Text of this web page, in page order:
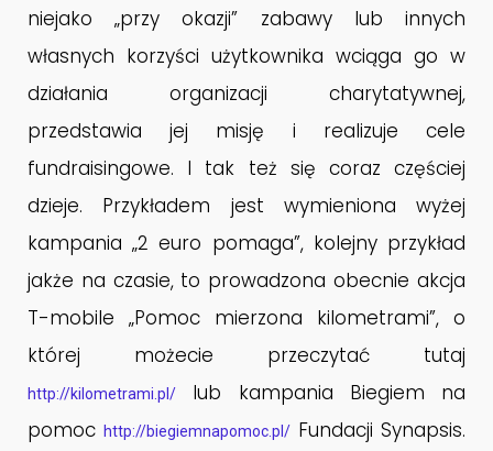
niejako „przy okazji” zabawy lub innych
własnych korzyści użytkownika wciąga go w
działania organizacji charytatywnej,
przedstawia jej misję i realizuje cele
fundraisingowe. I tak też się coraz częściej
dzieje. Przykładem jest wymieniona wyżej
kampania „2 euro pomaga”, kolejny przykład
jakże na czasie, to prowadzona obecnie akcja
T-mobile „Pomoc mierzona kilometrami”, o
której możecie przeczytać tutaj
http://kilometrami.pl/
lub kampania Biegiem na
pomoc http://biegiemnapomoc.pl/ Fundacji Synapsis.